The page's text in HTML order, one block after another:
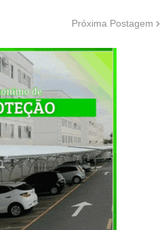
Próxima Postagem